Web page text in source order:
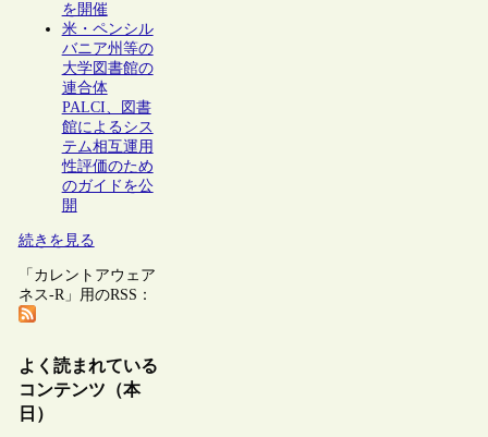
を開催
米・ペンシル
バニア州等の
大学図書館の
連合体
PALCI、図書
館によるシス
テム相互運用
性評価のため
のガイドを公
開
続きを見る
「カレントアウェア
ネス-R」用のRSS：
よく読まれている
コンテンツ（本
日）